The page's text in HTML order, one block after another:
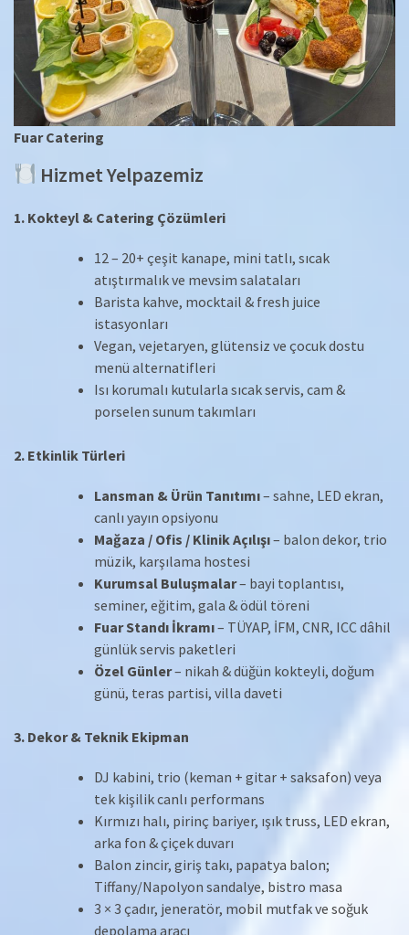
Fuar Catering
Hizmet Yelpazemiz
1. Kokteyl & Catering Çözümleri
12 – 20+ çeşit kanape, mini tatlı, sıcak
atıştırmalık ve mevsim salataları
Barista kahve, mocktail & fresh juice
istasyonları
Vegan, vejetaryen, glütensiz ve çocuk dostu
menü alternatifleri
Isı korumalı kutularla sıcak servis, cam &
porselen sunum takımları
2. Etkinlik Türleri
Lansman & Ürün Tanıtımı– sahne, LED ekran,
canlı yayın opsiyonu
Mağaza / Ofis / Klinik Açılışı– balon dekor, trio
müzik, karşılama hostesi
Kurumsal Buluşmalar– bayi toplantısı,
seminer, eğitim, gala & ödül töreni
Fuar Standı İkramı– TÜYAP, İFM, CNR, ICC dâhil
günlük servis paketleri
Özel Günler– nikah & düğün kokteyli, doğum
günü, teras partisi, villa daveti
3. Dekor & Teknik Ekipman
DJ kabini, trio (keman + gitar + saksafon) veya
tek kişilik canlı performans
Kırmızı halı, pirinç bariyer, ışık truss, LED ekran,
arka fon & çiçek duvarı
Balon zincir, giriş takı, papatya balon;
Tiffany/Napolyon sandalye, bistro masa
3 × 3 çadır, jeneratör, mobil mutfak ve soğuk
depolama aracı